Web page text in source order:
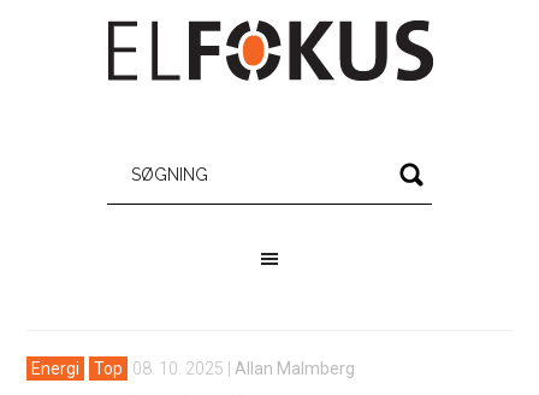
Energi Top 08. 10. 2025 Allan Malmberg